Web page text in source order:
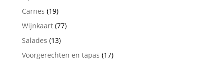
Carnes (19)
Wijnkaart (77)
Salades (13)
Voorgerechten en tapas (17)